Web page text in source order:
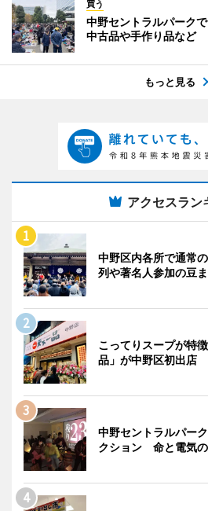
買う
中野セントラルパーク
中古品や手作り品など
もっと見る
アクセスラン
中野区内各所で通常
列や著名人参加の豆
こってりスープが特
品」が中野区初出店
中野セントラルパー
クション 命と電気